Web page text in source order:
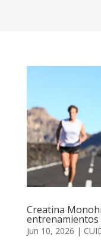
Creatina
entrenamientos
Jun 10, 2026 |